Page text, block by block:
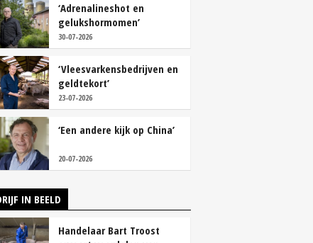
‘Adrenalineshot en
gelukshormomen’
30-07-2026
‘Vleesvarkensbedrijven en
geldtekort’
23-07-2026
‘Een andere kijk op China’
20-07-2026
IN BEELD
Handelaar Bart Troost